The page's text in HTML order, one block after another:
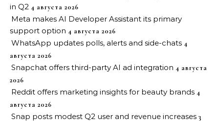
in Q2 4 августа 2026
Meta makes AI Developer Assistant its primary
support option 4 августа 2026
WhatsApp updates polls, alerts and side-chats 4
августа 2026
Snapchat offers third-party AI ad integration 4 августа
2026
Reddit offers marketing insights for beauty brands 4
августа 2026
Snap posts modest Q2 user and revenue increases 3